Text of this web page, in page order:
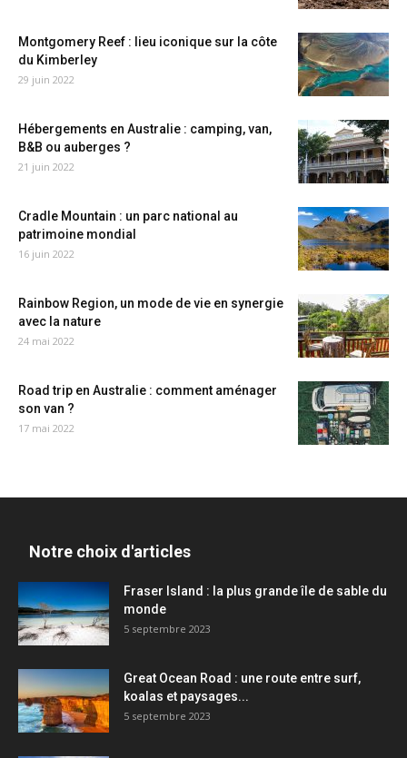
Montgomery Reef : lieu iconique sur la côte
du Kimberley
29 juin 2022
Hébergements en Australie : camping, van,
B&B ou auberges ?
21 juin 2022
Cradle Mountain : un parc national au
patrimoine mondial
16 juin 2022
Rainbow Region, un mode de vie en synergie
avec la nature
24 mai 2022
Road trip en Australie : comment aménager
son van ?
17 mai 2022
Notre choix d'articles
Fraser Island : la plus grande île de sable du
monde
5 septembre 2023
Great Ocean Road : une route entre surf,
koalas et paysages...
5 septembre 2023